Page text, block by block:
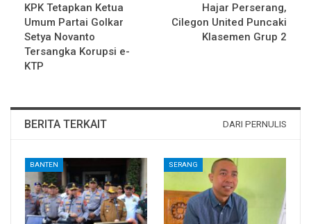
KPK Tetapkan Ketua
Umum Partai Golkar
Setya Novanto
Tersangka Korupsi e-
KTP
Hajar Perserang,
Cilegon United Puncaki
Klasemen Grup 2
BERITA TERKAIT DARI PERNULIS
BANTEN SERANG